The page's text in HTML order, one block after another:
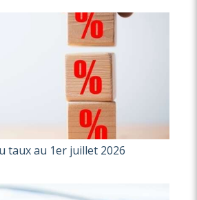
taux au 1er juillet 2026